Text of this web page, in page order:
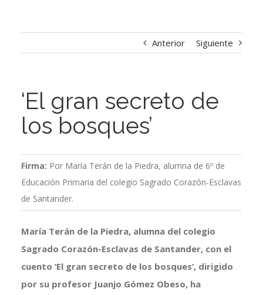
Anterior Siguiente
‘El gran secreto de
los bosques’
Firma: Por María Terán de la Piedra, alumna de 6º de
Educación Primaria del colegio Sagrado Corazón-Esclavas
de Santander.
María Terán de la Piedra, alumna del colegio
Sagrado Corazón-Esclavas de Santander, con el
cuento ‘El gran secreto de los bosques’, dirigido
por su profesor Juanjo Gómez Obeso, ha